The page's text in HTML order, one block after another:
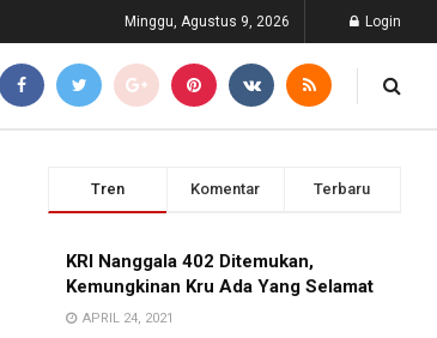
Minggu, Agustus 9, 2026 Login
Tren Komentar Terbaru
KRI Nanggala 402 Ditemukan,
Kemungkinan Kru Ada Yang Selamat
APRIL 24, 2021